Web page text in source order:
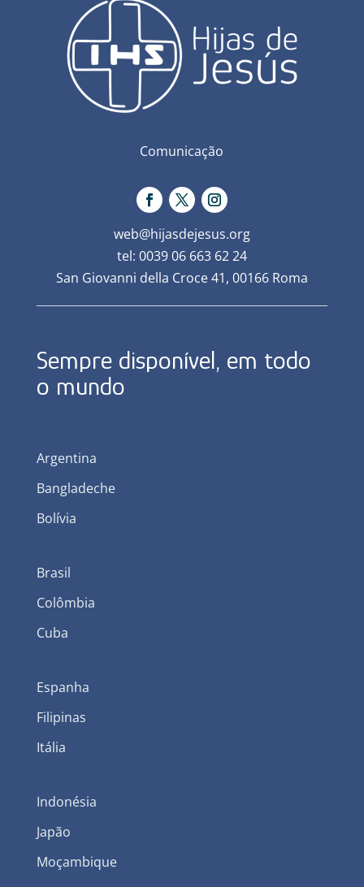
Comunicação
web@hijasdejesus.org
tel: 0039 06 663 62 24
San Giovanni della Croce 41, 00166 Roma
Sempre disponível, em todo
o mundo
Argentina
Bangladeche
Bolívia
Brasil
Colômbia
Cuba
Espanha
Filipinas
Itália
Indonésia
Japão
Moçambique